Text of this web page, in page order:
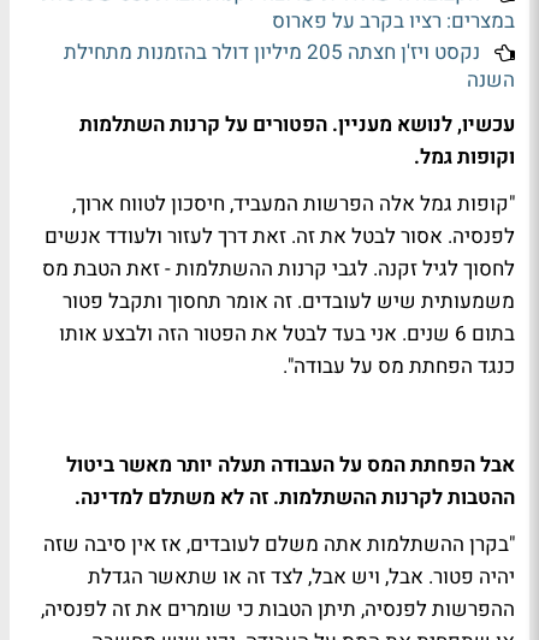
במצרים: רציו בקרב על פארוס
נקסט ויז'ן חצתה 205 מיליון דולר בהזמנות מתחילת
השנה
עכשיו, לנושא מעניין. הפטורים על קרנות השתלמות
וקופות גמל.
"קופות גמל אלה הפרשות המעביד, חיסכון לטווח ארוך,
לפנסיה. אסור לבטל את זה. זאת דרך לעזור ולעודד אנשים
לחסוך לגיל זקנה. לגבי קרנות ההשתלמות - זאת הטבת מס
משמעותית שיש לעובדים. זה אומר תחסוך ותקבל פטור
בתום 6 שנים. אני בעד לבטל את הפטור הזה ולבצע אותו
כנגד הפחתת מס על עבודה".
אבל הפחתת המס על העבודה תעלה יותר מאשר ביטול
ההטבות לקרנות ההשתלמות. זה לא משתלם למדינה.
"בקרן ההשתלמות אתה משלם לעובדים, אז אין סיבה שזה
יהיה פטור. אבל, ויש אבל, לצד זה או שתאשר הגדלת
ההפרשות לפנסיה, תיתן הטבות כי שומרים את זה לפנסיה,